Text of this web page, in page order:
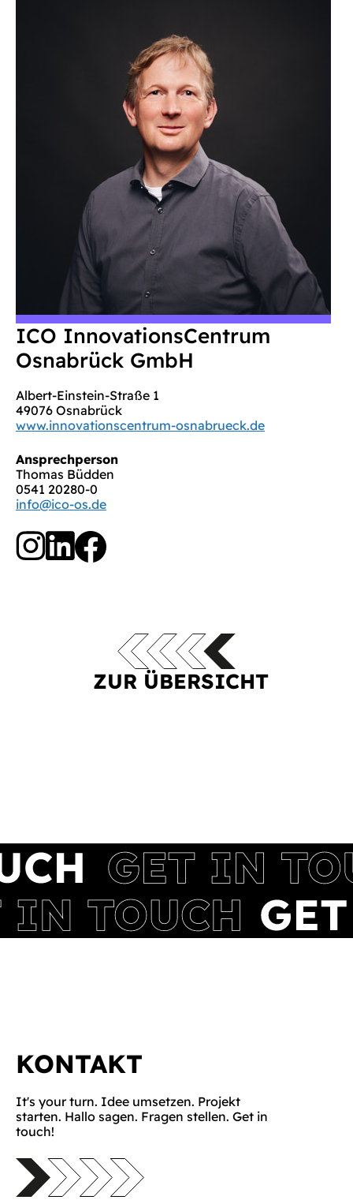
ICO InnovationsCentrum
Osnabrück GmbH
Albert-Einstein-Straße 1
49076 Osnabrück
www.innovationscentrum-osnabrueck.de
Ansprechperson
Thomas Büdden
0541 20280-0
info@ico-os.de
ZUR ÜBERSICHT
KONTAKT
It's your turn. Idee umsetzen. Projekt
starten. Hallo sagen. Fragen stellen. Get in
touch!